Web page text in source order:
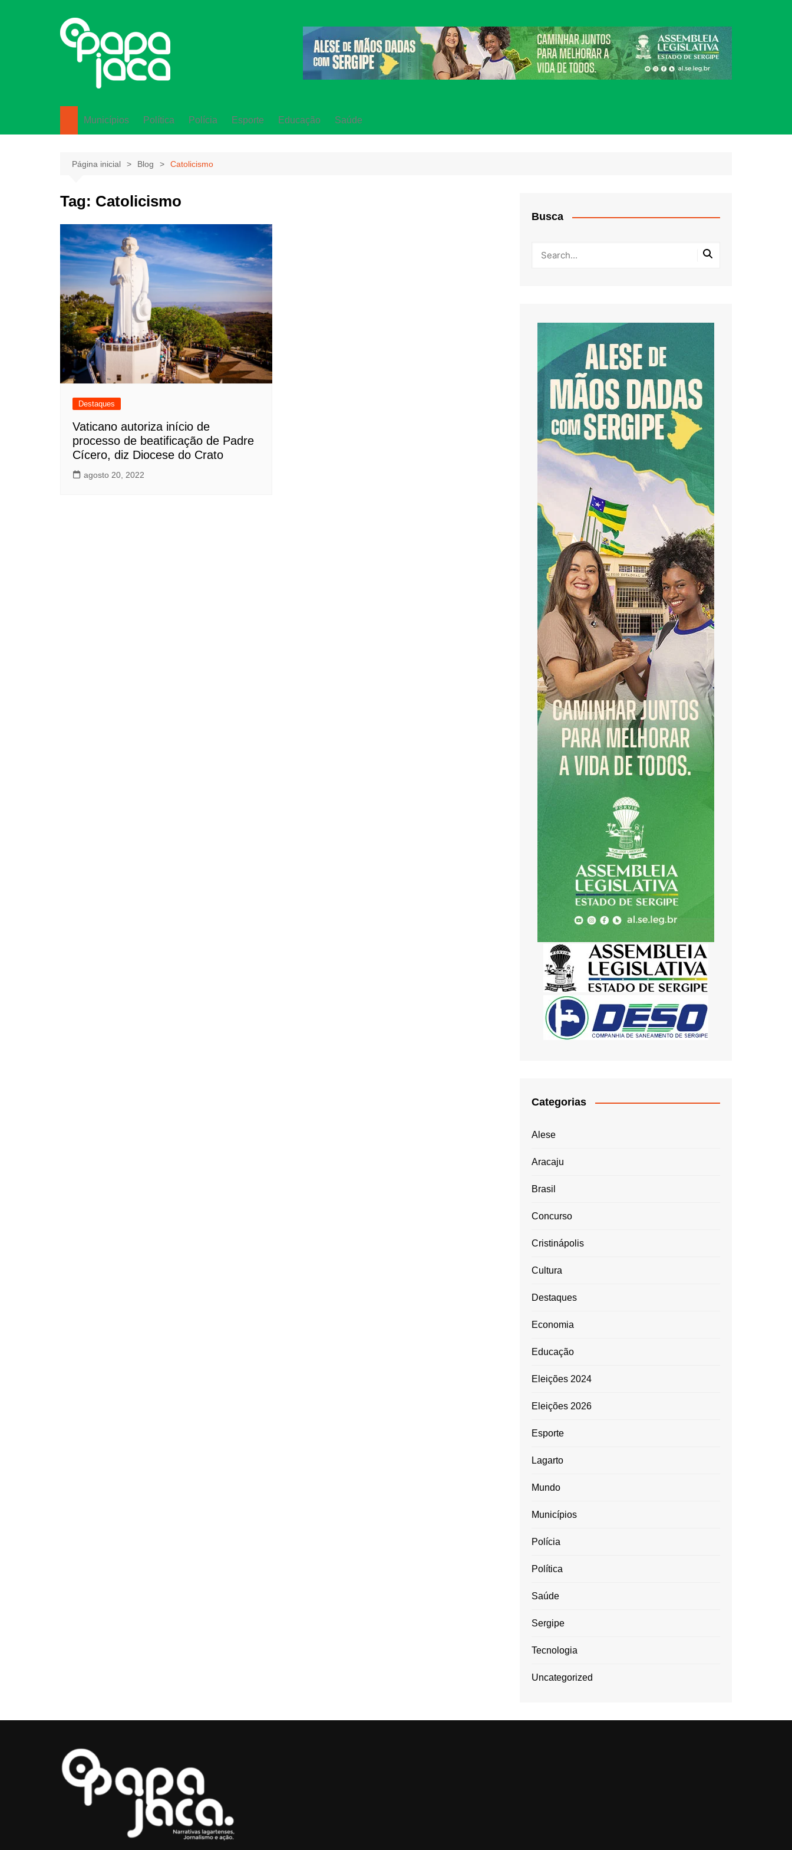
Municípios Política Polícia Esporte Educação Saúde
Página inicial Blog Catolicismo
Tag: Catolicismo
Destaques
Vaticano autoriza início de
processo de beatificação de Padre
Cícero, diz Diocese do Crato
agosto 20, 2022
Busca
Categorias
Alese
Aracaju
Brasil
Concurso
Cristinápolis
Cultura
Destaques
Economia
Educação
Eleições 2024
Eleições 2026
Esporte
Lagarto
Mundo
Municípios
Polícia
Política
Saúde
Sergipe
Tecnologia
Uncategorized